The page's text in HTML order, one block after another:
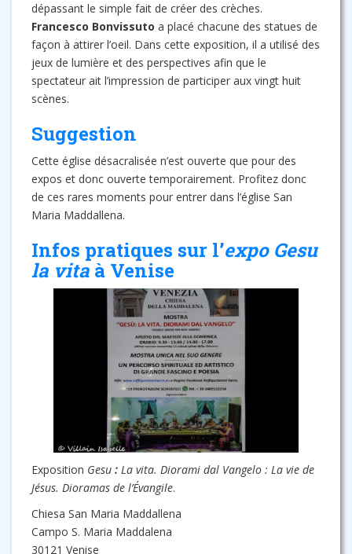
dépassant le simple fait de créer des crèches.
Francesco Bonvissuto a placé chacune des statues de
façon à attirer l’oeil. Dans cette exposition, il a utilisé des
jeux de lumière et des perspectives afin que le
spectateur ait l’impression de participer aux vingt huit
scènes.
Suggestion
Cette église désacralisée n’est ouverte que pour des
expos et donc ouverte temporairement. Profitez donc
de ces rares moments pour entrer dans l’église San
Maria Maddallena.
Infos pratiques sur l’expo Gesu
la vita à Venise
Exposition Gesu : La vita. Diorami dal Vangelo : La vie de
Jésus. Dioramas de l’Évangile.
Chiesa San Maria Maddallena
Campo S. Maria Maddalena
30121 Venise